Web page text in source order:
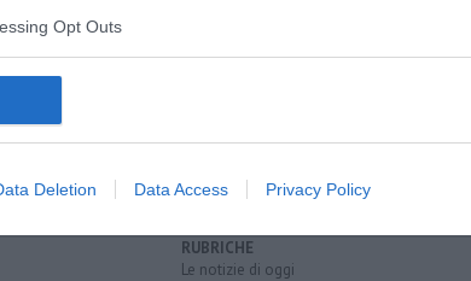
Opt Outs
Deletion Data Access Privacy Policy
consiglio comunale
RUBRICHE
Le notizie di oggi